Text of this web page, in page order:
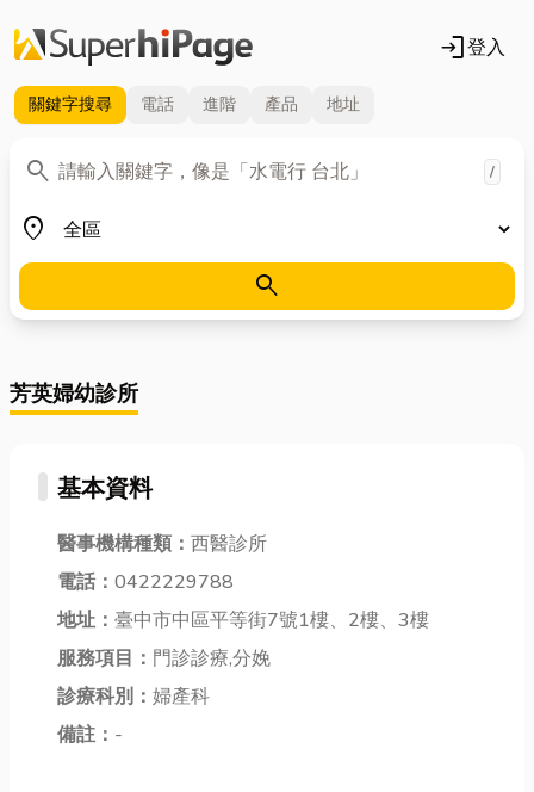
login登入
關鍵字搜尋 電話 進階 產品 地址
search
關鍵字 /
place
地區
search
芳英婦幼診所
基本資料
醫事機構種類： 西醫診所
電話： 0422229788
地址： 臺中市中區平等街7號1樓、2樓、3樓
服務項目： 門診診療,分娩
診療科別： 婦產科
備註： -